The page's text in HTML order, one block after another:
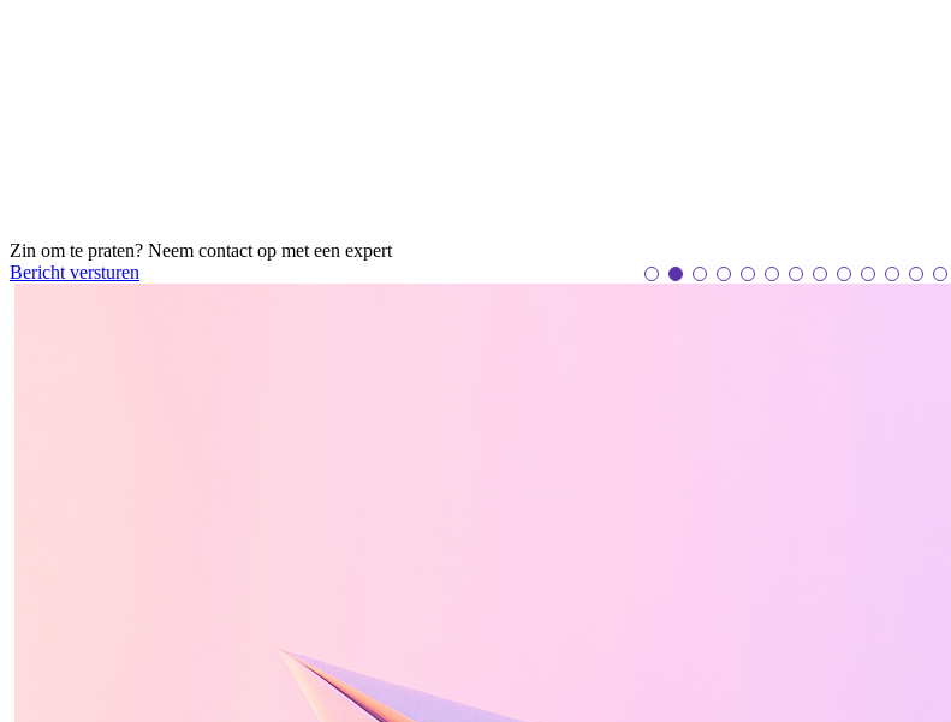
Zin om te praten? Neem contact op met een expert
Bericht versturen